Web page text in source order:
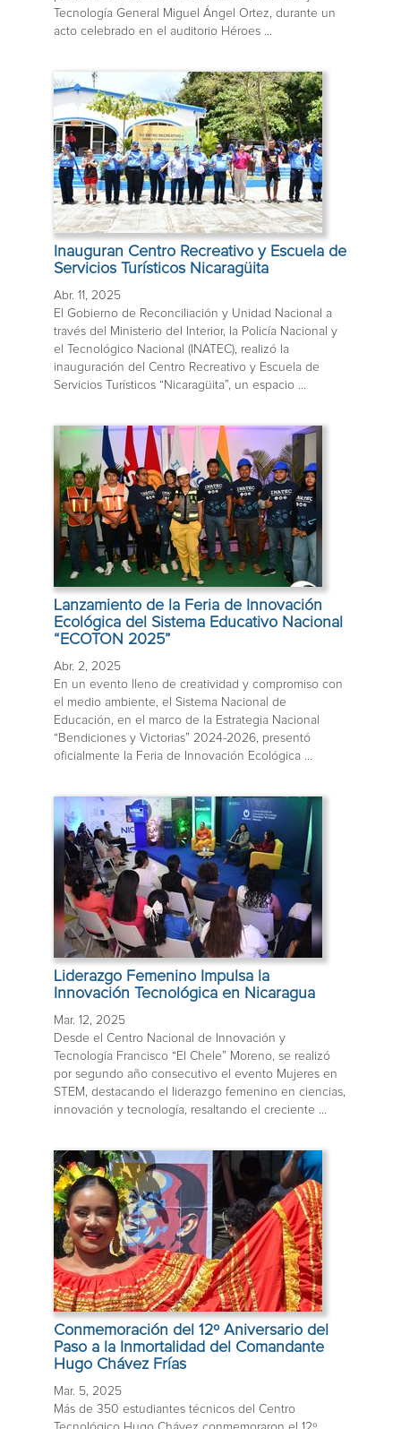
Tecnología General Miguel Ángel Ortez, durante un
acto celebrado en el auditorio Héroes ...
Inauguran Centro Recreativo y Escuela de
Servicios Turísticos Nicaragüita
Abr. 11, 2025
El Gobierno de Reconciliación y Unidad Nacional a
través del Ministerio del Interior, la Policía Nacional y
el Tecnológico Nacional (INATEC), realizó la
inauguración del Centro Recreativo y Escuela de
Servicios Turísticos “Nicaragüita”, un espacio ...
Lanzamiento de la Feria de Innovación
Ecológica del Sistema Educativo Nacional
“ECOTON 2025”
Abr. 2, 2025
En un evento lleno de creatividad y compromiso con
el medio ambiente, el Sistema Nacional de
Educación, en el marco de la Estrategia Nacional
“Bendiciones y Victorias” 2024-2026, presentó
oficialmente la Feria de Innovación Ecológica ...
Liderazgo Femenino Impulsa la
Innovación Tecnológica en Nicaragua
Mar. 12, 2025
Desde el Centro Nacional de Innovación y
Tecnología Francisco “El Chele” Moreno, se realizó
por segundo año consecutivo el evento Mujeres en
STEM, destacando el liderazgo femenino en ciencias,
innovación y tecnología, resaltando el creciente ...
Conmemoración del 12º Aniversario del
Paso a la Inmortalidad del Comandante
Hugo Chávez Frías
Mar. 5, 2025
Más de 350 estudiantes técnicos del Centro